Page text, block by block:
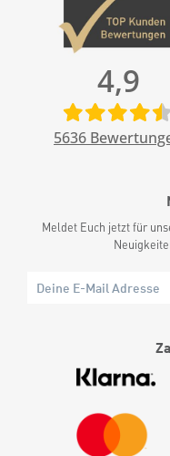
4,9
5636
Meldet Euch jetzt für